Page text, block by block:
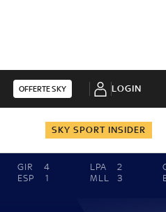
OFFERTE SKY LOGIN
SKY SPORT INSIDER
GIR
4
ESP
1
LPA
2
MLL
3